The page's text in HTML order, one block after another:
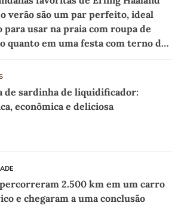
verão são um par perfeito, ideal
para usar na praia com roupa de
quanto em uma festa com terno de
de sardinha de liquidificador:
econômica e deliciosa
2.500 km em um carro
e chegaram a uma conclusão